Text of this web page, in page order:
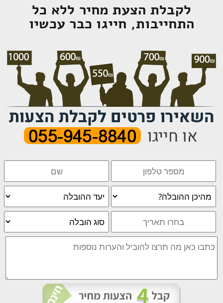
לקבלת הצעת מחיר ללא כל
התחייבות, חייגו כבר עכשיו